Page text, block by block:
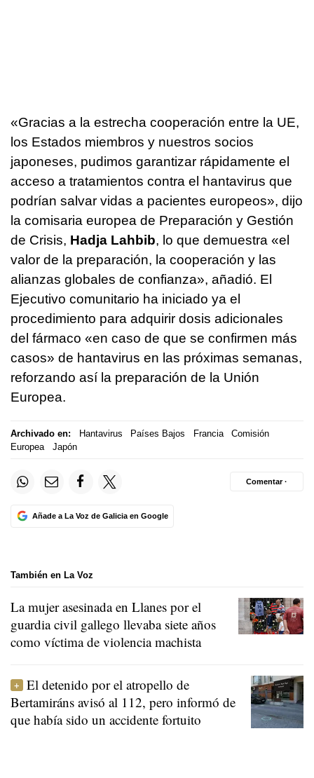
«Gracias a la estrecha cooperación entre la UE,
los Estados miembros y nuestros socios
japoneses, pudimos garantizar rápidamente el
acceso a tratamientos contra el hantavirus que
podrían salvar vidas a pacientes europeos», dijo
la comisaria europea de Preparación y Gestión
de Crisis, Hadja Lahbib, lo que demuestra «el
valor de la preparación, la cooperación y las
alianzas globales de confianza», añadió. El
Ejecutivo comunitario ha iniciado ya el
procedimiento para adquirir dosis adicionales
del fármaco «en caso de que se confirmen más
casos» de hantavirus en las próximas semanas,
reforzando así la preparación de la Unión
Europea.
Archivado en: Hantavirus Países Bajos Francia
Comisión
Europea
Japón
Añade a La Voz de Galicia en Google
Comentar ·
También en La Voz
La mujer asesinada en Llanes por el
guardia civil gallego llevaba siete años
como víctima de violencia machista
El detenido por el atropello de
Bertamiráns avisó al 112, pero informó de
que había sido un accidente fortuito